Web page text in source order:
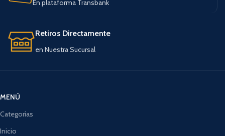
En plataforma Transbank
Retiros Directamente
en Nuestra Sucursal
MENÚ
Categorías
Inicio